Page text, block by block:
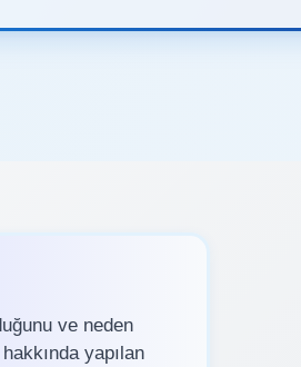
ve neden
yapılan